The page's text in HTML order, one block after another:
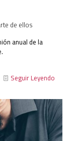
de ellos
anual de la
Seguir Leyendo